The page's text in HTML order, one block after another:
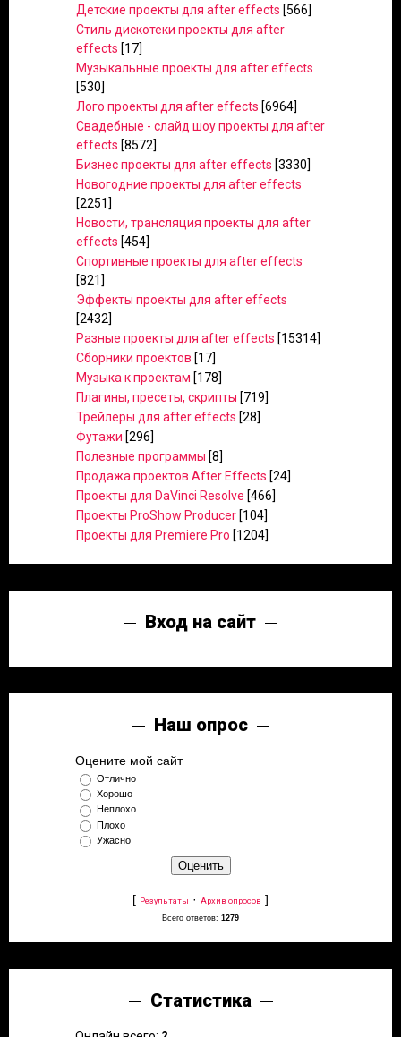
Детские проекты для after effects [566]
Стиль дискотеки проекты для after
effects [17]
Музыкальные проекты для after effects
[530]
Лого проекты для after effects [6964]
Свадебные - слайд шоу проекты для after
effects [8572]
Бизнес проекты для after effects [3330]
Новогодние проекты для after effects
[2251]
Новости, трансляция проекты для after
effects [454]
Спортивные проекты для after effects
[821]
Эффекты проекты для after effects
[2432]
Разные проекты для after effects [15314]
Сборники проектов [17]
Музыка к проектам [178]
Плагины, пресеты, скрипты [719]
Трейлеры для after effects [28]
Футажи [296]
Полезные программы [8]
Продажа проектов After Effects [24]
Проекты для DaVinci Resolve [466]
Проекты ProShow Producer [104]
Проекты для Premiere Pro [1204]
Вход на сайт
Наш опрос
Оцените мой сайт
Отлично
Хорошо
Неплохо
Плохо
Ужасно
[ Результаты · Архив опросов ]
Всего ответов: 1279
Статистика